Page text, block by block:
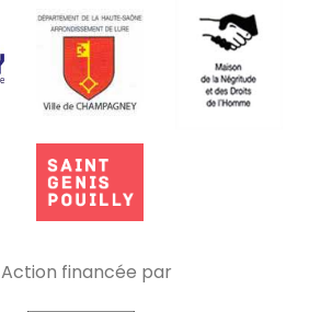
Action financée par